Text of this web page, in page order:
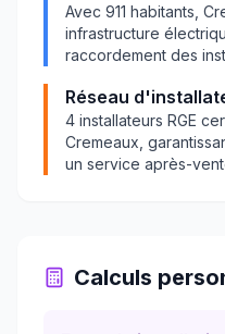
Avec 911 habitants,
infrastructure
raccordement des
Réseau
4 installateurs RGE
Cremeaux ,
un service après-
Calculs